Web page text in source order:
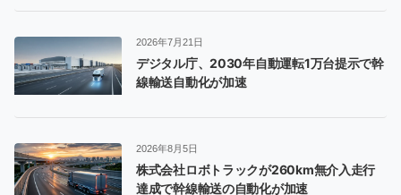
2026年7月21日
デジタル庁、2030年自動運転1万台提示で幹
線輸送自動化が加速
2026年8月5日
株式会社ロボトラックが260km無介入走行
達成で幹線輸送の自動化が加速